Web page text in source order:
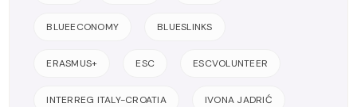
BLUEECONOMY BLUESLINKS
ERASMUS+ ESC ESCVOLUNTEER
INTERREG ITALY-CROATIA IVONA JADRIĆ